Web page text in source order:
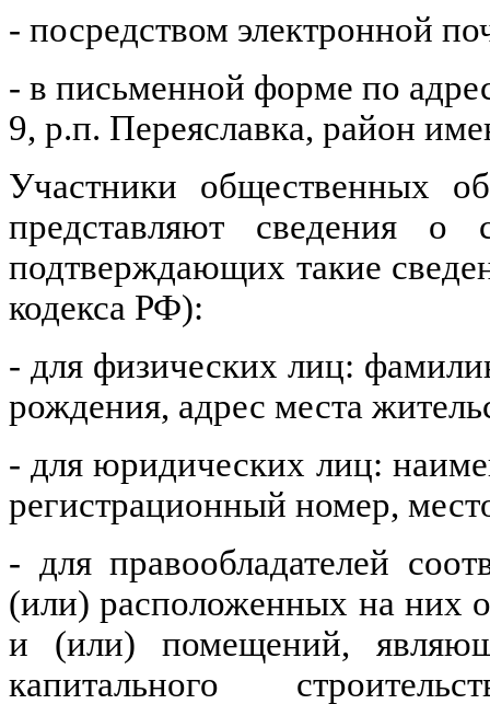
- посредством электронной
- в письменной форме по
9, р.п. Переяславка, район
Участники общественных
представляют сведения о
подтверждающих такие
кодекса РФ):
- для физических лиц:
рождения, адрес места
- для юридических лиц:
регистрационный номер,
- для правообладателей
(или) расположенных на них
и (или) помещений,
капитального